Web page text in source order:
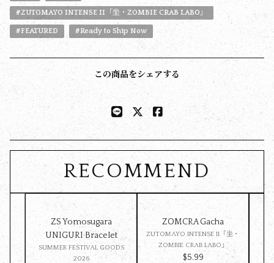
#ZUTOMAYO INTENSE II「坐・ZOMBIE CRAB LABO」
#FEATURED #Ready to Ship Now
この商品をシェアする
RECOMMEND
ZS Yomosugara
UNIGURI Bracelet
SUMMER FESTIVAL GOODS
2026
ZOMCRA Gacha
ZUTOMAYO INTENSE II「坐・
ZOMBIE CRAB LABO」
$‌5.99